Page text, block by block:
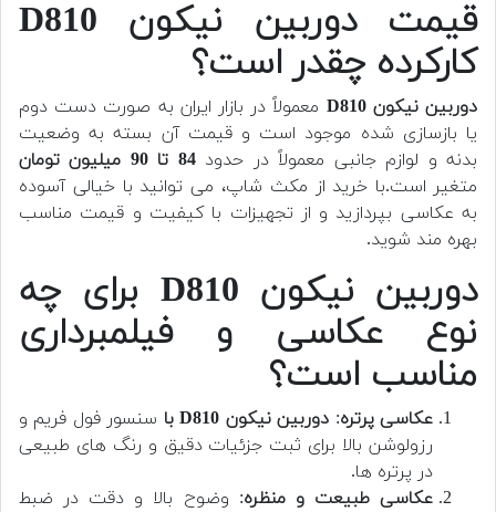
قیمت دوربین نیکون D810
کارکرده چقدر است؟
دوربین نیکون D810
معمولاً در بازار ایران به صورت دست دوم
یا بازسازی شده موجود است و قیمت آن بسته به وضعیت
بدنه و لوازم جانبی معمولاً در حدود84 تا 90 میلیون تومان
متغیر است.با خرید از مکث شاپ، می توانید با خیالی آسوده
به عکاسی بپردازید و از تجهیزات با کیفیت و قیمت مناسب
بهره مند شوید.
دوربین نیکون D810 برای چه
نوع عکاسی و فیلمبرداری
مناسب است؟
عکاسی پرتره: دوربین نیکون D810 با
سنسور فول فریم و
رزولوشن بالا برای ثبت جزئیات دقیق و رنگ های طبیعی
در پرتره ها.
عکاسی طبیعت و منظره: وضوح بالا و دقت در ضبط